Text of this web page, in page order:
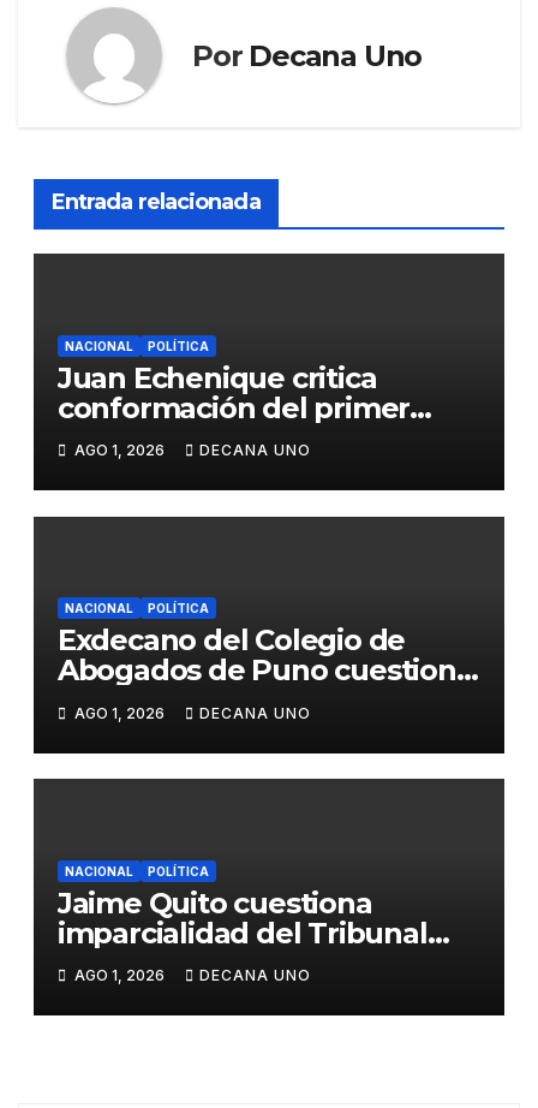
Por Decana Uno
Entrada relacionada
NACIONAL POLÍTICA
Juan Echenique critica
conformación del primer
gabinete ministerial de Keiko
Fujimori
AGO 1, 2026 DECANA UNO
NACIONAL POLÍTICA
Exdecano del Colegio de
Abogados de Puno cuestiona
propuestas sobre seguridad
ciudadana
AGO 1, 2026 DECANA UNO
NACIONAL POLÍTICA
Jaime Quito cuestiona
imparcialidad del Tribunal
Constitucional tras liberación
de Ollanta Humala
AGO 1, 2026 DECANA UNO